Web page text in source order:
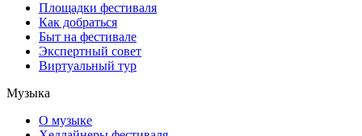
Площадки фестиваля
Как добраться
Быт на фестивале
Экспертный совет
Виртуальный тур
Музыка
О музыке